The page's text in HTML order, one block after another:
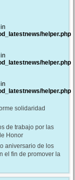
helper.php
helper.php
helper.php
solidaridad
de trabajo por las
Honor
aniversario de los
el fin de promover la